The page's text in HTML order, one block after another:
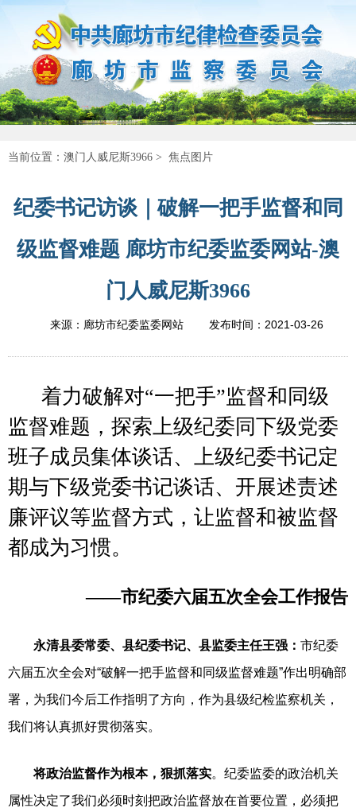
当前位置： 澳门人威尼斯3966 > 焦点图片
纪委书记访谈｜破解一把手监督和同
级监督难题 廊坊市纪委监委网站-澳
门人威尼斯3966
来源：廊坊市纪委监委网站 发布时间： 2021-03-26
着力破解对“一把手”监督和同级
监督难题，探索上级纪委同下级党委
班子成员集体谈话、上级纪委书记定
期与下级党委书记谈话、开展述责述
廉评议等监督方式，让监督和被监督
都成为习惯。
——市纪委六届五次全会工作报告
永清县委常委、县纪委书记、县监委主任王强： 市纪委
六届五次全会对“破解一把手监督和同级监督难题”作出明确部
署，为我们今后工作指明了方向，作为县级纪检监察机关，
我们将认真抓好贯彻落实。
将政治监督作为根本，狠抓落实。纪委监委的政治机关
属性决定了我们必须时刻把政治监督放在首要位置，必须把